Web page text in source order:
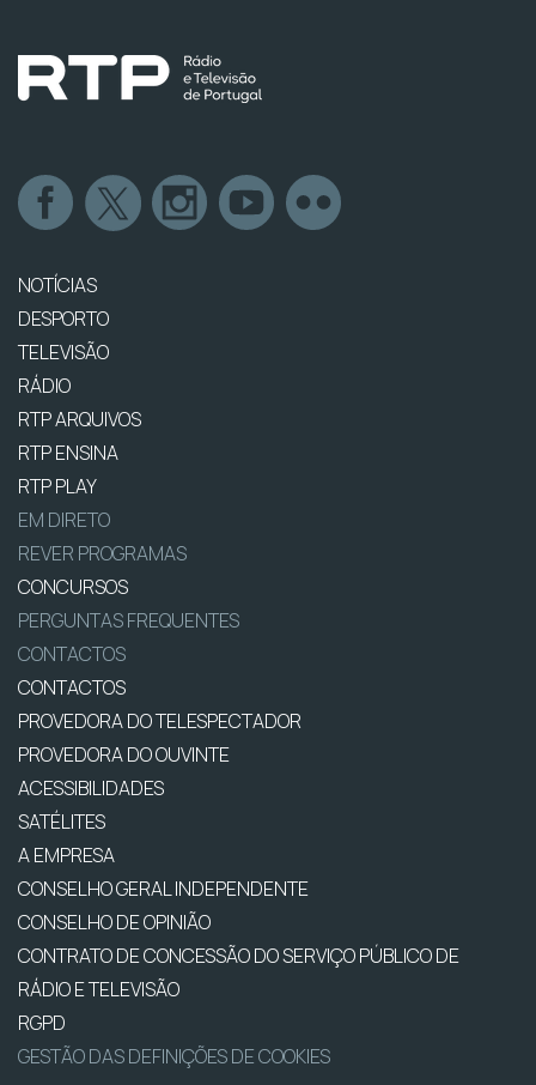
NOTÍCIAS
DESPORTO
TELEVISÃO
RÁDIO
RTP ARQUIVOS
RTP ENSINA
RTP PLAY
EM DIRETO
REVER PROGRAMAS
CONCURSOS
PERGUNTAS FREQUENTES
CONTACTOS
CONTACTOS
PROVEDORA DO TELESPECTADOR
PROVEDORA DO OUVINTE
ACESSIBILIDADES
SATÉLITES
A EMPRESA
CONSELHO GERAL INDEPENDENTE
CONSELHO DE OPINIÃO
CONTRATO DE CONCESSÃO DO SERVIÇO PÚBLICO DE
RÁDIO E TELEVISÃO
RGPD
GESTÃO DAS DEFINIÇÕES DE COOKIES